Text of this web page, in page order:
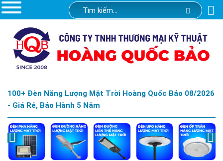
100+ Đèn Năng Lượng Mặt Trời Hoàng Quốc Bảo 08/2026
- Giá Rẻ, Bảo Hành 5 Năm